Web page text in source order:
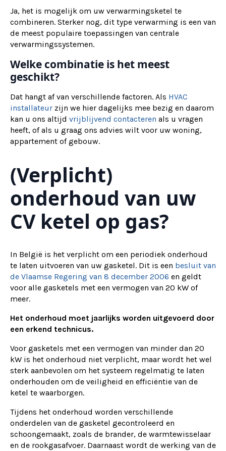
Ja, het is mogelijk om uw verwarmingsketel te
combineren. Sterker nog, dit type verwarming is een van
de meest populaire toepassingen van centrale
verwarmingssystemen.
Welke combinatie is het meest
geschikt?
Dat hangt af van verschillende factoren. Als HVAC
installateur zijn we hier dagelijks mee bezig en daarom
kan u ons altijd vrijblijvend contacteren als u vragen
heeft, of als u graag ons advies wilt voor uw woning,
appartement of gebouw.
(Verplicht)
onderhoud van uw
CV ketel op gas?
In België is het verplicht om een periodiek onderhoud
te laten uitvoeren van uw gasketel. Dit is een besluit van
de Vlaamse Regering van 8 december 2006 en geldt
voor alle gasketels met een vermogen van 20 kW of
meer.
Het onderhoud moet jaarlijks worden uitgevoerd door
een erkend technicus.
Voor gasketels met een vermogen van minder dan 20
kW is het onderhoud niet verplicht, maar wordt het wel
sterk aanbevolen om het systeem regelmatig te laten
onderhouden om de veiligheid en efficiëntie van de
ketel te waarborgen.
Tijdens het onderhoud worden verschillende
onderdelen van de gasketel gecontroleerd en
schoongemaakt, zoals de brander, de warmtewisselaar
en de rookgasafvoer. Daarnaast wordt de werking van de